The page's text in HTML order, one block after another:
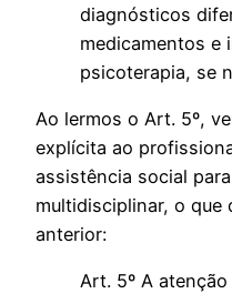
diagnósticos
medicamentos e
psicoterapia, se
Ao lermos o Art. 5º,
explícita ao
assistência social
multidisciplinar, o que
anterior:
Art. 5º A